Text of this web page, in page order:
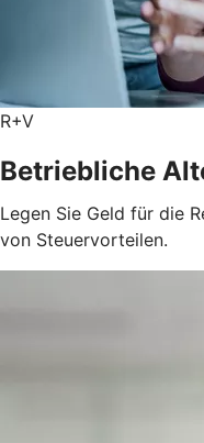
R+V
Betriebliche
Legen Sie Geld für die
von Steuervorteilen.